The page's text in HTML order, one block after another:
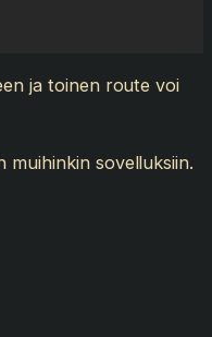
ja toinen route voi
muihinkin sovelluksiin.